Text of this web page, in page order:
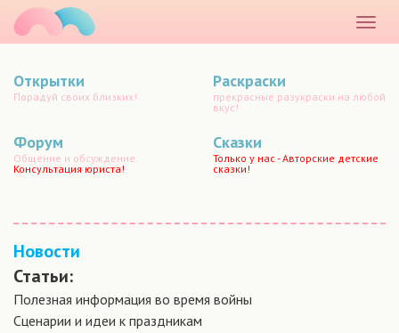
меню
Открытки
Порадуй своих близких!
Раскраски
прекрасные разукраски на любой
вкус!
Форум
Общение и обсуждение.
Консультация юриста!
Сказки
Только у нас - Авторские детские
сказки!
Новости
Статьи:
Полезная информация во время войны
Сценарии и идеи к праздникам